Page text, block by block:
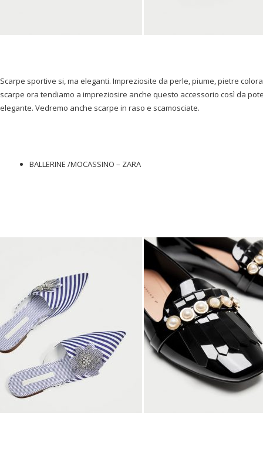
Scarpe sportive si, ma eleganti. Impreziosite da perle, piume, pietre
scarpe ora tendiamo a impreziosire anche questo accessorio così da
elegante. Vedremo anche scarpe in raso e scamosciate.
BALLERINE /MOCASSINO – ZARA